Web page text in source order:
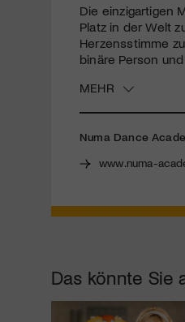
Die einzigartigen
Platz in der Welt
Herzensstimme
binäre Person
MEHR
Numa Dance
www.numa-
Das könnte Sie